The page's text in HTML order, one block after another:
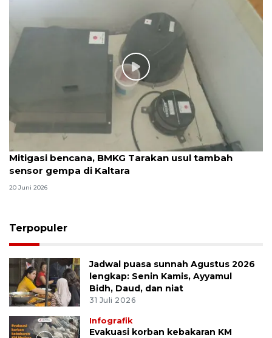
Mitigasi bencana, BMKG Tarakan usul tambah
sensor gempa di Kaltara
20 Juni 2026
Terpopuler
Jadwal puasa sunnah Agustus 2026
lengkap: Senin Kamis, Ayyamul
Bidh, Daud, dan niat
31 Juli 2026
Infografik
Evakuasi korban kebakaran KM